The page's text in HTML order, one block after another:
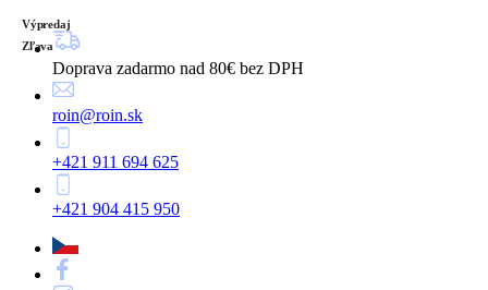
Doprava zadarmo nad 80€ bez DPH
roin@roin.sk
+421 911 694 625
+421 904 415 950
Výpredaj
Zľava